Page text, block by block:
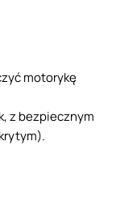
motorykę
z bezpiecznym